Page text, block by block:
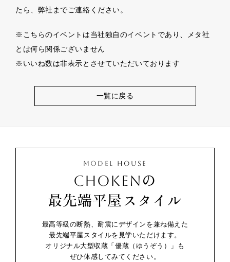
たら、弊社までご連絡ください。
※こちらのイベントは当社独自のイベントであり、メタ社
とは何ら関係ございません
※いいね数は非表示とさせていただいております
一覧に戻る
MODEL HOUSE
CHOKENの
最先端平屋スタイル
最高等級の断熱、耐震にデザインを兼ね備えた
最先端平屋スタイルを見学いただけます。
オリジナル大型収蔵「優蔵（ゆうぞう）」も
ぜひ体感してみてください。